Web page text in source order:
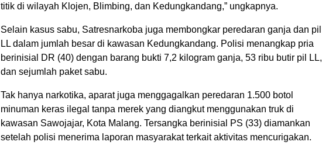
titik di wilayah Klojen, Blimbing, dan Kedungkandang,” ungkapnya.
Selain kasus sabu, Satresnarkoba juga membongkar peredaran ganja dan pil
LL dalam jumlah besar di kawasan Kedungkandang. Polisi menangkap pria
berinisial DR (40) dengan barang bukti 7,2 kilogram ganja, 53 ribu butir pil LL,
dan sejumlah paket sabu.
Tak hanya narkotika, aparat juga menggagalkan peredaran 1.500 botol
minuman keras ilegal tanpa merek yang diangkut menggunakan truk di
kawasan Sawojajar, Kota Malang. Tersangka berinisial PS (33) diamankan
setelah polisi menerima laporan masyarakat terkait aktivitas mencurigakan.